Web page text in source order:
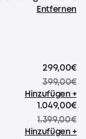
Entfernen
299,00€
399,00€
Hinzufügen +
1.049,00€
1.399,00€
Hinzufügen +